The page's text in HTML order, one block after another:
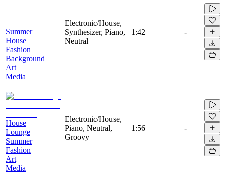
Summer
House
Fashion
Background
Art
Media
Electronic/House,
Synthesizer, Piano,
Neutral
1:42 -
House
Lounge
Summer
Fashion
Art
Media
Electronic/House,
Piano, Neutral,
Groovy
1:56 -